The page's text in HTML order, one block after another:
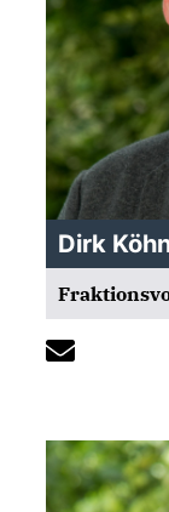
Dirk